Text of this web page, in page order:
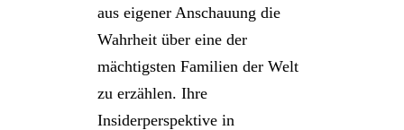
aus eigener Anschauung die
Wahrheit über eine der
mächtigsten Familien der Welt
zu erzählen. Ihre
Insiderperspektive in